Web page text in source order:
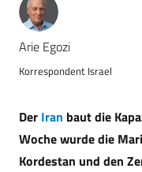
Arie Egozi
Korrespondent Israel
Der Iran baut die
Woche wurde die
Kordestan und den